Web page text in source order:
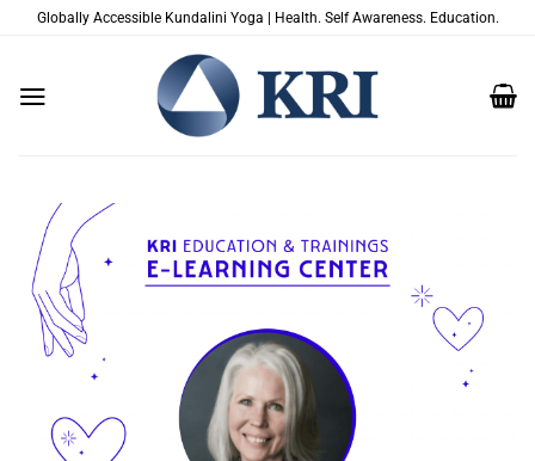
SaltarGlobally Accessible Kundalini Yoga | Health. Self Awareness. Education.